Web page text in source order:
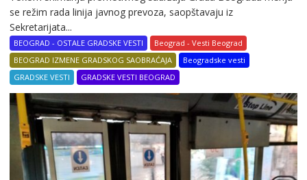
se režim rada linija javnog prevoza, saopštavaju iz
Sekretarijata...
BEOGRAD - OSTALE GRADSKE VESTI
Beograd - Vesti Beograd
BEOGRAD IZMENE GRADSKOG SAOBRAĆAJA
Beogradske vesti
GRADSKE VESTI
GRADSKE VESTI BEOGRAD